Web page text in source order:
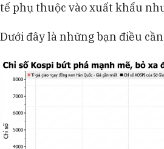
tế phụ thuộc vào xuất khẩu
Dưới đây là những bạn điều